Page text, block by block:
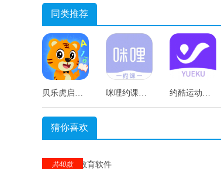
同类推荐
贝乐虎启蒙手机正版 咪哩约课手机正版 约酷运动原版
猜你喜欢
共40款